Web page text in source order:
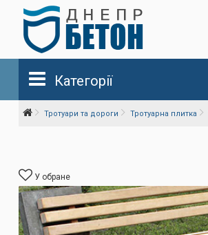
Категорії
Тротуари та дороги Тротуарна плитка
У обране